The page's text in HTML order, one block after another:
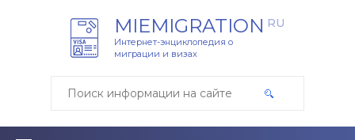
MIEMIGRATION RU
Интернет-энциклопедия о
миграции и визах